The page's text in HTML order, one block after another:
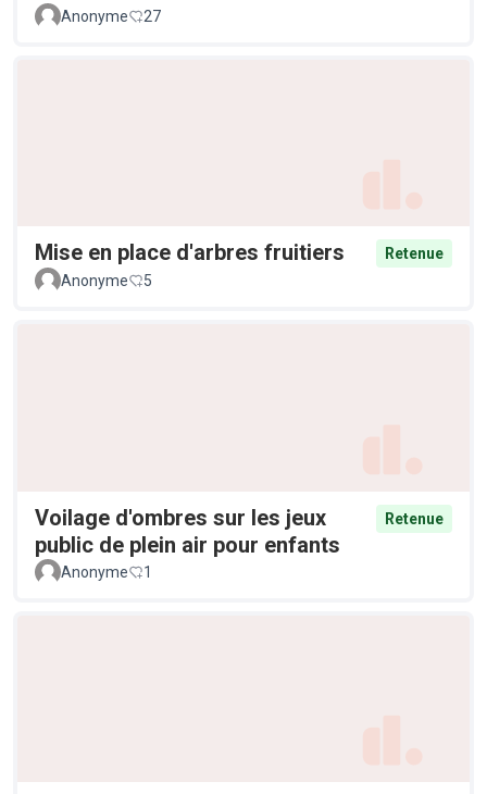
Anonyme 27
Mise en place d'arbres fruitiers
Retenue
Anonyme
5
Voilage d'ombres sur les jeux
public de plein air pour enfants
Retenue
Anonyme 1